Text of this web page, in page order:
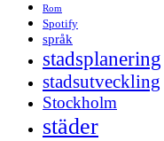
Rom
Spotify
språk
stadsplanering
stadsutveckling
Stockholm
städer